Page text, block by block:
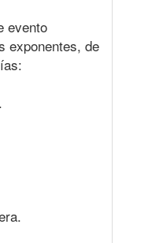
evento
exponentes, de